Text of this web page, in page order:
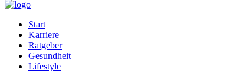
Start
Karriere
Ratgeber
Gesundheit
Lifestyle